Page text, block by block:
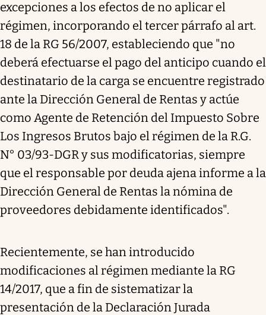
excepciones a los efectos de no aplicar el
régimen, incorporando el tercer párrafo al art.
18 de la RG 56/2007, estableciendo que "no
deberá efectuarse el pago del anticipo cuando el
destinatario de la carga se encuentre registrado
ante la Dirección General de Rentas y actúe
como Agente de Retención del Impuesto Sobre
Los Ingresos Brutos bajo el régimen de la R.G.
N° 03/93-DGR y sus modificatorias, siempre
que el responsable por deuda ajena informe a la
Dirección General de Rentas la nómina de
proveedores debidamente identificados".
Recientemente, se han introducido
modificaciones al régimen mediante la RG
14/2017, que a fin de sistematizar la
presentación de la Declaración Jurada